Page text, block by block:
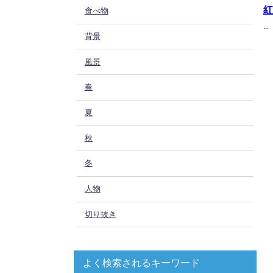
食べ物
背景
風景
春
夏
秋
冬
人物
切り抜き
よく検索されるキーワード